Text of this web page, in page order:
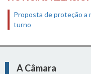
Proposta de proteção a
turno
A Câmara